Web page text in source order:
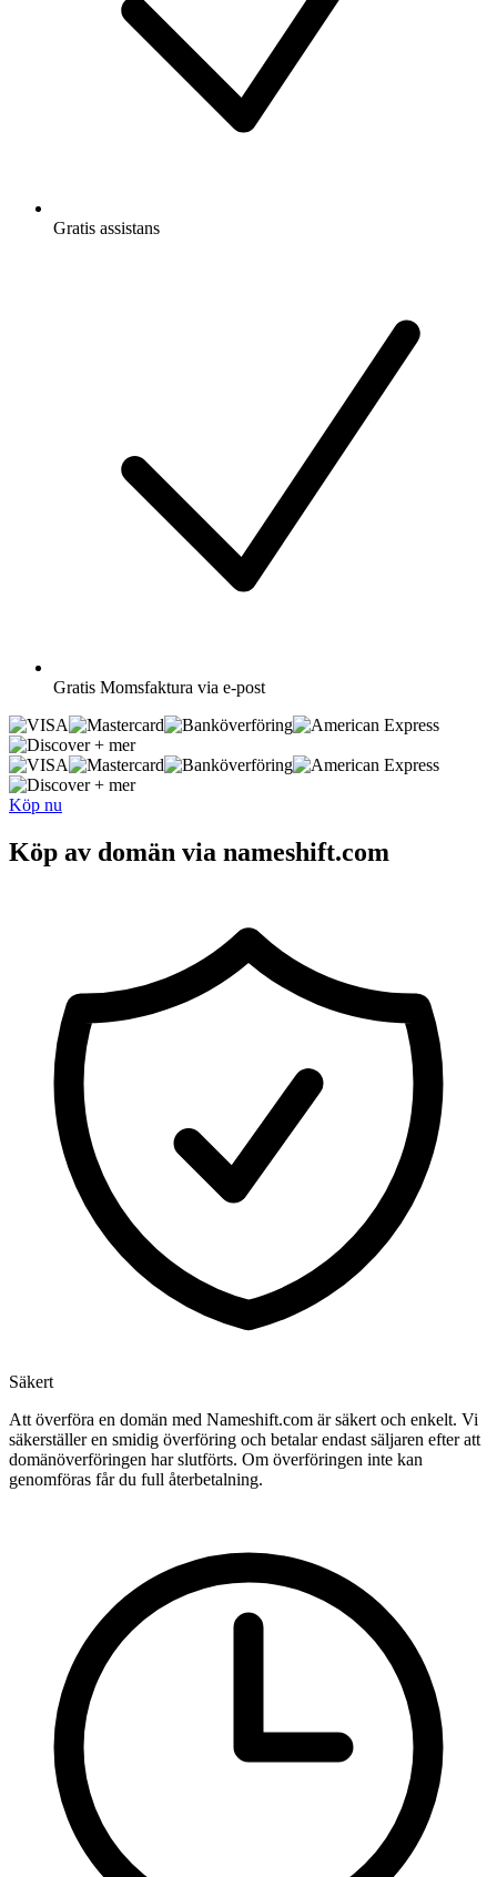
Gratis assistans
Gratis Momsfaktura via e-post
+ mer
+ mer
Köp nu
Köp av domän via nameshift.com
Säkert
Att överföra en domän med Nameshift.com är säkert och enkelt. Vi
säkerställer en smidig överföring och betalar endast säljaren efter att
domänöverföringen har slutförts. Om överföringen inte kan
genomföras får du full återbetalning.